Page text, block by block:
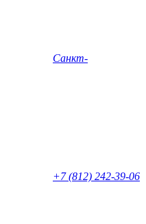
Санкт-
+7 (812) 242-39-06